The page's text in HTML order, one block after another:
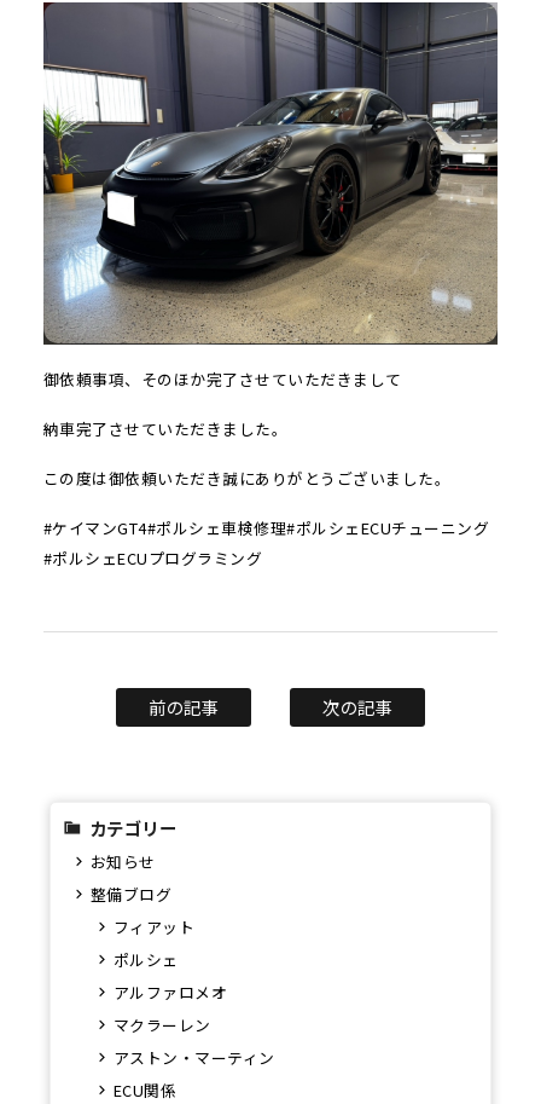
御依頼事項、そのほか完了させていただきまして
納車完了させていただきました。
この度は御依頼いただき誠にありがとうございました。
#ケイマンGT4#ポルシェ車検修理#ポルシェECUチューニング
#ポルシェECUプログラミング
前の記事 次の記事
カテゴリー
お知らせ
整備ブログ
フィアット
ポルシェ
アルファロメオ
マクラーレン
アストン・マーティン
ECU関係